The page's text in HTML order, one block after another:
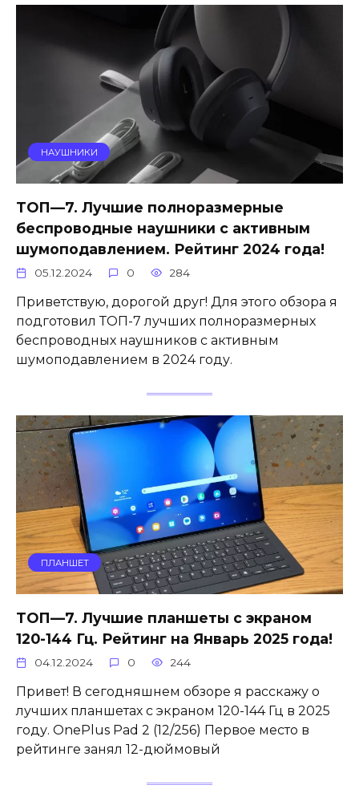
НАУШНИКИ
ТОП—7. Лучшие полноразмерные
беспроводные наушники с активным
шумоподавлением. Рейтинг 2024 года!
05.12.2024 0 284
Приветствую, дорогой друг! Для этого обзора я
подготовил ТОП-7 лучших полноразмерных
беспроводных наушников с активным
шумоподавлением в 2024 году.
ПЛАНШЕТ
ТОП—7. Лучшие планшеты с экраном
120-144 Гц. Рейтинг на Январь 2025 года!
04.12.2024 0 244
Привет! В сегодняшнем обзоре я расскажу о
лучших планшетах с экраном 120-144 Гц в 2025
году. OnePlus Pad 2 (12/256) Первое место в
рейтинге занял 12-дюймовый